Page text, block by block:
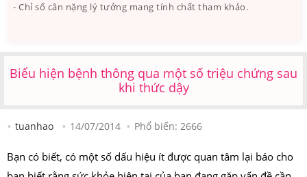
- Chỉ số cân nặng lý tưởng mang tính chất tham khảo.
Biểu hiện bệnh thông qua một số triệu chứng sau
khi thức dậy
tuanhao 14/07/2014 Phổ biến: 2666
Bạn có biết, có một số dấu hiệu ít được quan tâm lại báo cho